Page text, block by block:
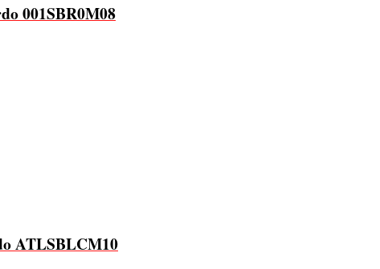
001SBR0M08
ATLSBLCM10